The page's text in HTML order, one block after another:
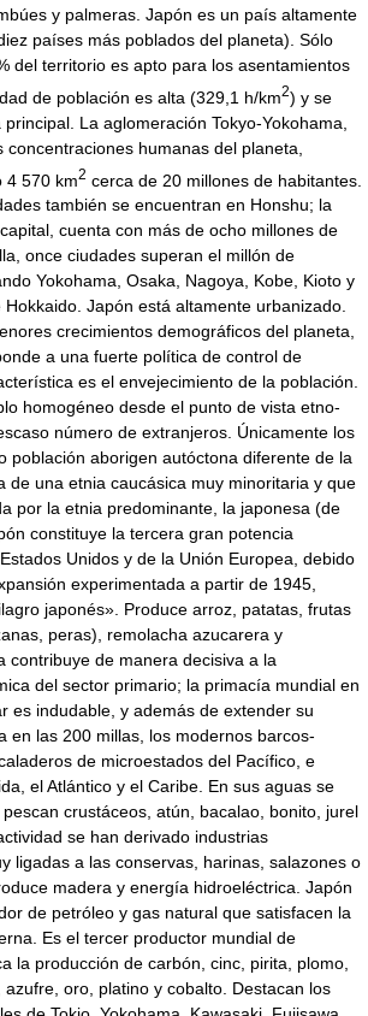
y palmeras. Japón es un país altamente
países más poblados del planeta). Sólo
del territorio es apto para los asentamientos
de población es alta (329,1 h/km2) y se
La aglomeración Tokyo-Yokohama,
humanas del planeta,
4 570 km2 cerca de 20 millones de habitantes.
también se encuentran en Honshu; la
cuenta con más de ocho millones de
once ciudades superan el millón de
Yokohama, Osaka, Nagoya, Kobe, Kioto y
Japón está altamente urbanizado.
crecimientos demográficos del planeta,
a una fuerte política de control de
es el envejecimiento de la población.
homogéneo desde el punto de vista etno-
número de extranjeros. Únicamente los
población aborigen autóctona diferente de la
de una etnia caucásica muy minoritaria y que
por la etnia predominante, la japonesa (de
constituye la tercera gran potencia
Unidos y de la Unión Europea, debido
experimentada a partir de 1945,
japonés». Produce arroz, patatas, frutas
peras), remolacha azucarera y
contribuye de manera decisiva a la
del sector primario; la primacía mundial en
es indudable, y además de extender su
en las 200 millas, los modernos barcos-
de microestados del Pacífico, e
el Atlántico y el Caribe. En sus aguas se
crustáceos, atún, bacalao, bonito, jurel
se han derivado industrias
ligadas a las conservas, harinas, salazones o
madera y energía hidroeléctrica. Japón
de petróleo y gas natural que satisfacen la
Es el tercer productor mundial de
la producción de carbón, cinc, pirita, plomo,
oro, platino y cobalto. Destacan los